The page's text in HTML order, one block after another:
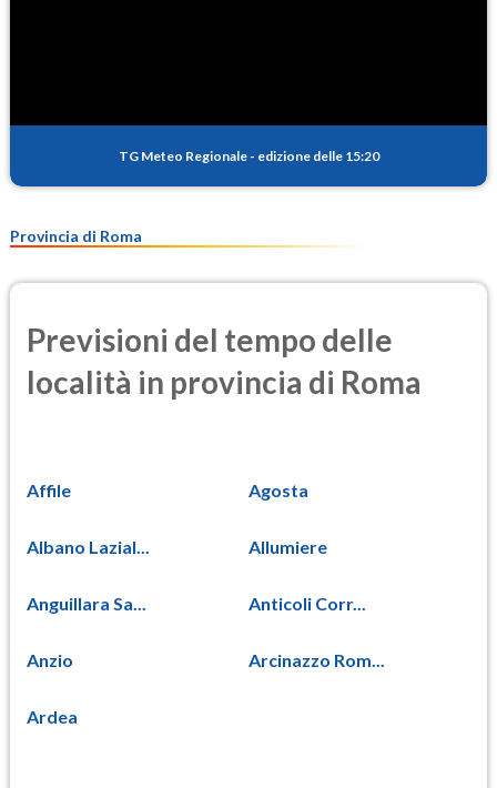
TG Meteo Regionale - edizione delle 15:20
Provincia di Roma
Previsioni del tempo delle
località in provincia di Roma
Affile Agosta
Albano Lazial... Allumiere
Anguillara Sa... Anticoli Corr...
Anzio Arcinazzo Rom...
Ardea